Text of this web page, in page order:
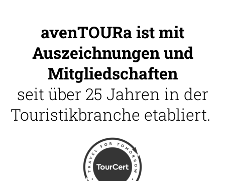
avenTOURa ist mit
Auszeichnungen und
Mitgliedschaften
seit über 25 Jahren in der
Touristikbranche etabliert.